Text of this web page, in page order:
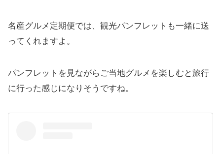
名産グルメ定期便では、観光パンフレットも一緒に送
ってくれますよ。
パンフレットを見ながらご当地グルメを楽しむと旅行
に行った感じになりそうですね。